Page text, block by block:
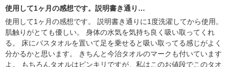
使用して1ヶ月の感想です。説明書き通り…
使用して1ヶ月の感想です。 説明書き通りに1度洗濯してから使用。
肌触りがとても優しい。 身体の水気を気持ち良く吸い取ってくれ
る。 床にバスタオルを置いて足を乗せると吸い取ってる感じがよく
分かるかと思います。 きちんと今治タオルのマークも付いています
よ。 もちろんタオルはピンキリですが、私はこのお値段でこのタオ